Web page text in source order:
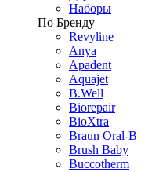
Наборы
По Бренду
Revyline
Anya
Apadent
Aquajet
B.Well
Biorepair
BioXtra
Braun Oral-B
Brush Baby
Buccotherm